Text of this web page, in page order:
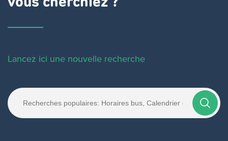
Lancez ici une nouvelle recherche